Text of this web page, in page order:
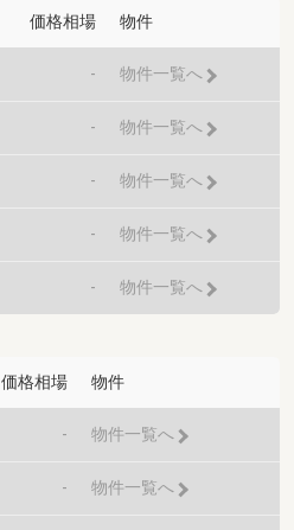
価格相場 物件
- 物件一覧へ
- 物件一覧へ
- 物件一覧へ
- 物件一覧へ
- 物件一覧へ
価格相場 物件
- 物件一覧へ
- 物件一覧へ